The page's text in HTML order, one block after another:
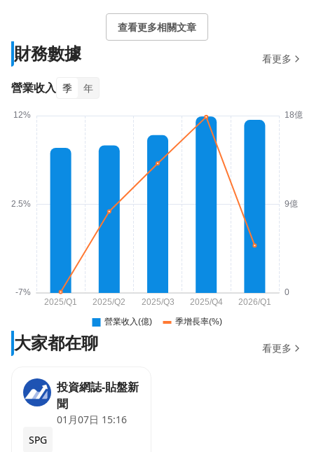
查看更多相關文章
財務數據 看更多
營業收入 季 年
大家都在聊 看更多
投資網誌-貼盤新
聞
01月07日 15:16
SPG